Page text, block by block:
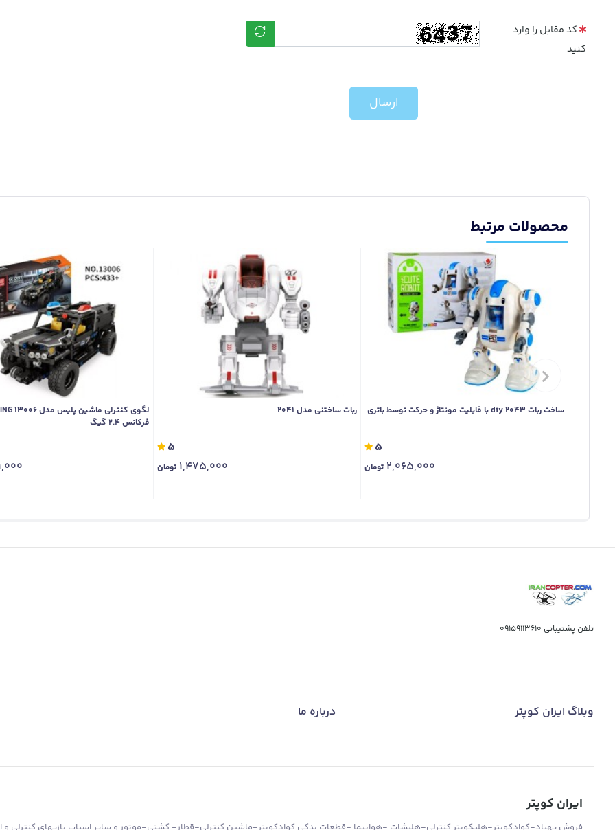
کد مقابل را وارد
کنید
ارسال
محصولات مرتبط
ساخت ربات diy 2043 با قابلیت مونتاژ و حرکت توسط باتری
5
2,065,000 تومان
ربات ساختنی مدل 2041
5
1,475,000 تومان
فرکانس 2.4 گیگ
تلفن پشتیبانی 09159113610
وبلاگ ایران کوپتر درباره ما
ایران کوپتر